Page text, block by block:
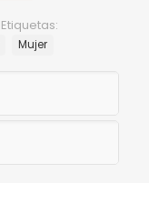
Etiquetas:
Mujer